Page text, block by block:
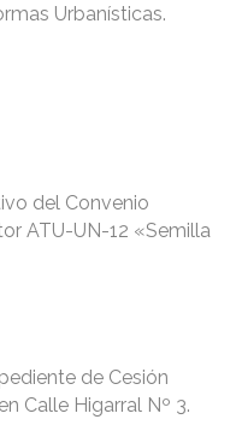
Urbanísticas.
del Convenio
ATU-UN-12 «Semilla
de Cesión
Calle Higarral Nº 3.